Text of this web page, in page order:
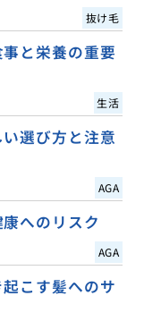
抜け毛
と栄養の重要
生活
選び方と注意
AGA
へのリスク
AGA
こす髪へのサ